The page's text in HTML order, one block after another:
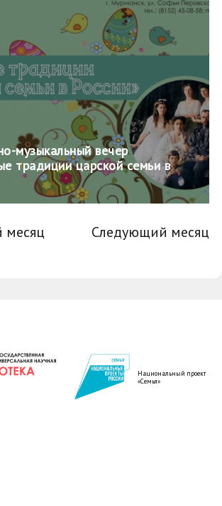
музыкальный вечер
традиции царской семьи в
Следующий месяц
Национальный проект
«Семья»